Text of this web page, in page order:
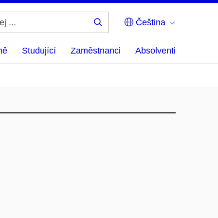
Čeština
Studující Zaměstnanci Absolventi